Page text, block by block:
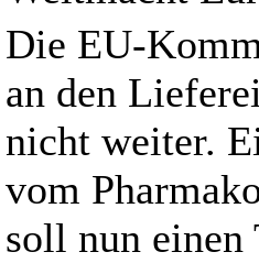
Die EU-
an den
nicht weiter.
vom
soll nun einen